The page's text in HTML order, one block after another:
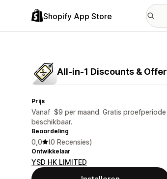
Shopify App Store
All‑in‑1 Discounts & Offer
Prijs
Vanaf $9 per maand. Gratis proefperiode
beschikbaar.
Beoordeling
0,0 (0 Recensies)
Ontwikkelaar
YSD HK LIMITED